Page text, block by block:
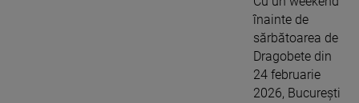
înainte de
sărbătoarea de
Dragobete din
24 februarie
2026, București